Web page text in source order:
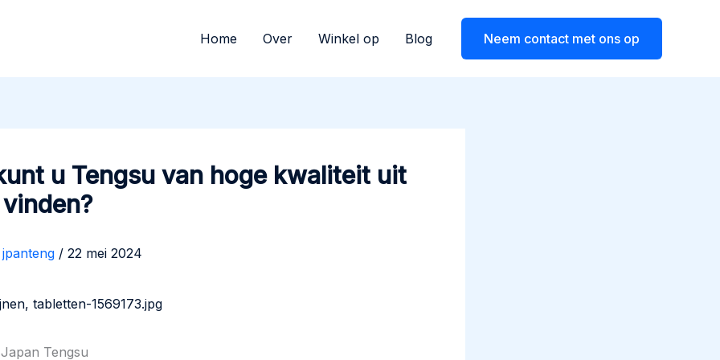
Home Over Winkel op Blog Neem contact met ons op
u Tengsu van hoge kwaliteit uit
jpanteng / 22 mei 2024
Tengsu